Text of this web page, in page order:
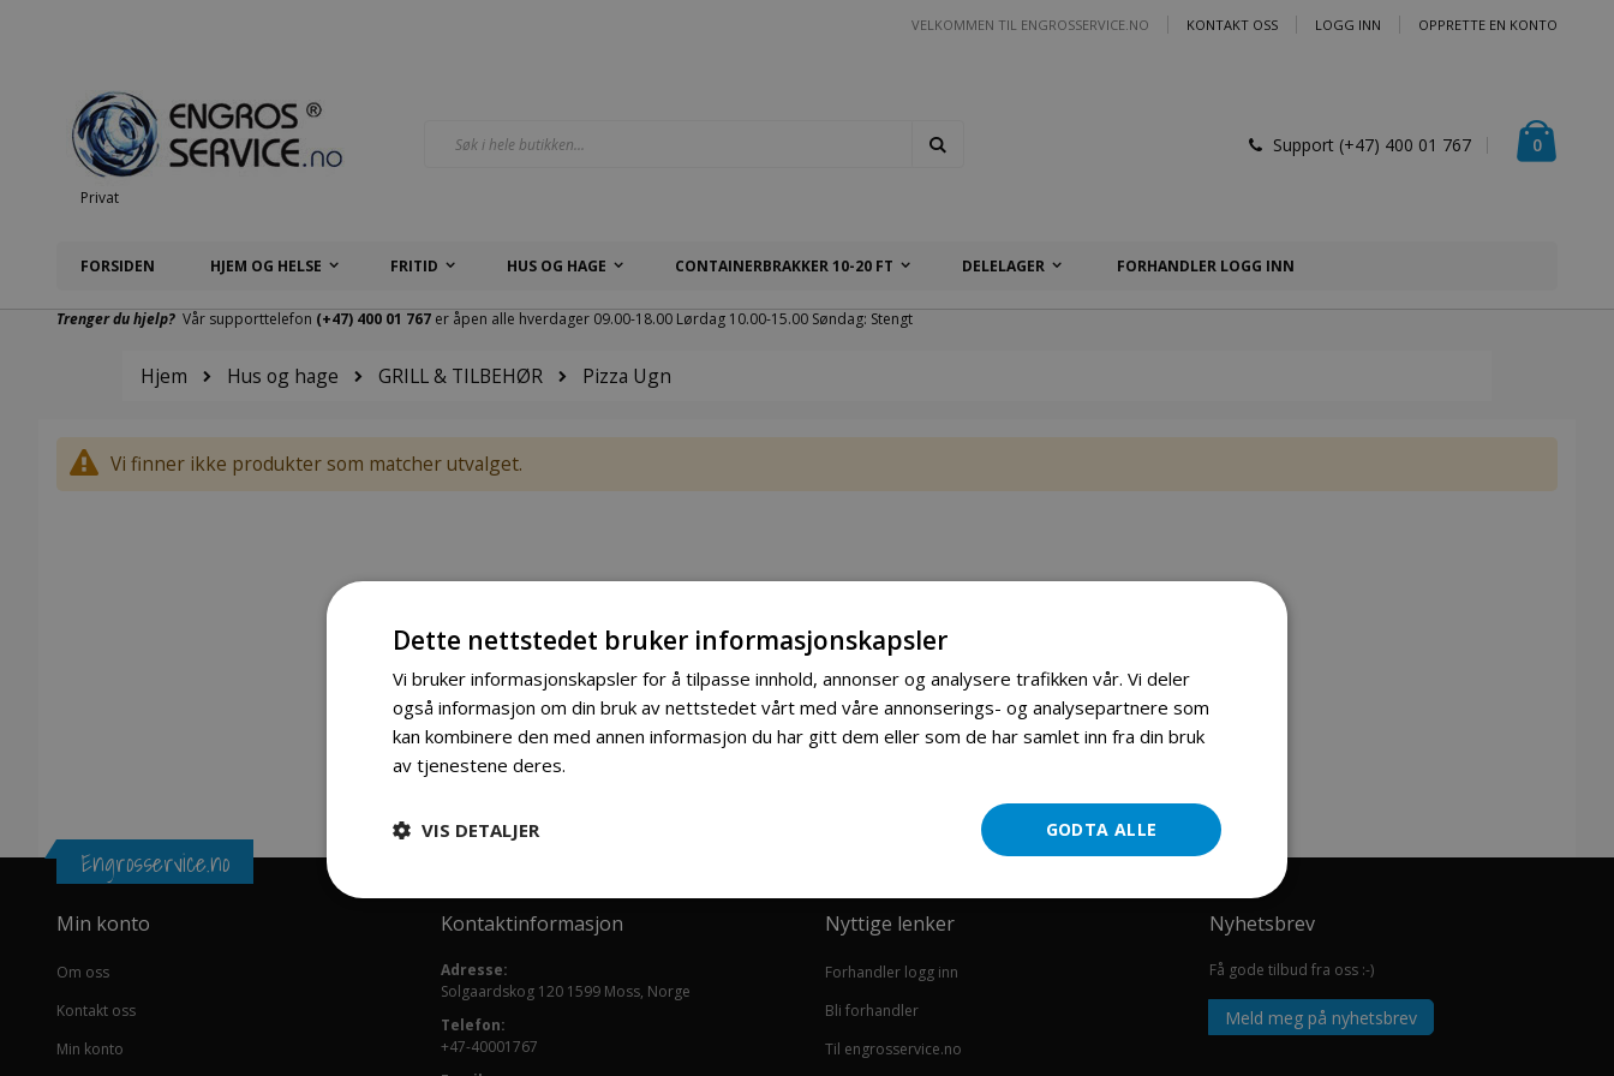
VELKOMMEN TIL ENGROSSERVICE.NO KONTAKT OSS LOGG INN OPPRETTE EN KONTO
Privat
0varer
Support (+47) 400 01 767
FORSIDEN HJEM OG HELSE FRITID HUS OG HAGE CONTAINERBRAKKER 10-20 FT DELELAGER FORHANDLER LOGG INN
Trenger du hjelp? Vår supporttelefon (+47) 400 01 767 er åpen alle hverdager 09.00-18.00 Lørdag 10.00-15.00 Søndag: Stengt
Hjem Hus og hage GRILL & TILBEHØR Pizza Ugn
Vi finner ikke produkter som matcher utvalget.
Engrosservice.no
Min konto
Om oss
Kontakt oss
Min konto
Kontaktinformasjon
Adresse:
Solgaardskog 120 1599 Moss, Norge
Telefon:
+47-40001767
Nyttige lenker
Forhandler logg inn
Bli forhandler
Til engrosservice.no
Nyhetsbrev
Få gode tilbud fra oss :-)
Meld meg på nyhetsbrev
Dette nettstedet bruker informasjonskapsler
Vi bruker informasjonskapsler for å tilpasse innhold, annonser og analysere trafikken vår. Vi deler
også informasjon om din bruk av nettstedet vårt med våre annonserings- og analysepartnere som
kan kombinere den med annen informasjon du har gitt dem eller som de har samlet inn fra din bruk
av tjenestene deres.
GODTA ALLE
VIS DETALJER